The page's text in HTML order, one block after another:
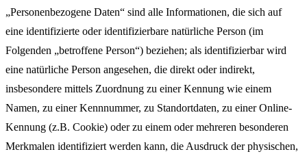
„Personenbezogene Daten“ sind alle Informationen, die sich auf
eine identifizierte oder identifizierbare natürliche Person (im
Folgenden „betroffene Person“) beziehen; als identifizierbar wird
eine natürliche Person angesehen, die direkt oder indirekt,
insbesondere mittels Zuordnung zu einer Kennung wie einem
Namen, zu einer Kennnummer, zu Standortdaten, zu einer Online-
Kennung (z.B. Cookie) oder zu einem oder mehreren besonderen
Merkmalen identifiziert werden kann, die Ausdruck der physischen,